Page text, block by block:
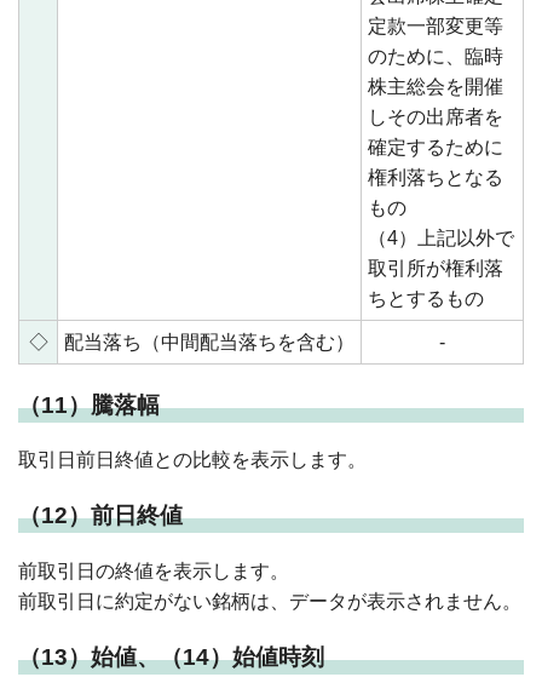
定款一部変更等
のために、臨時
株主総会を開催
しその出席者を
確定するために
権利落ちとなる
もの
（4）上記以外で
取引所が権利落
ちとするもの
◇ 配当落ち（中間配当落ちを含む） ‐
（11）騰落幅
取引日前日終値との比較を表示します。
（12）前日終値
前取引日の終値を表示します。
前取引日に約定がない銘柄は、データが表示されません。
（13）始値、（14）始値時刻